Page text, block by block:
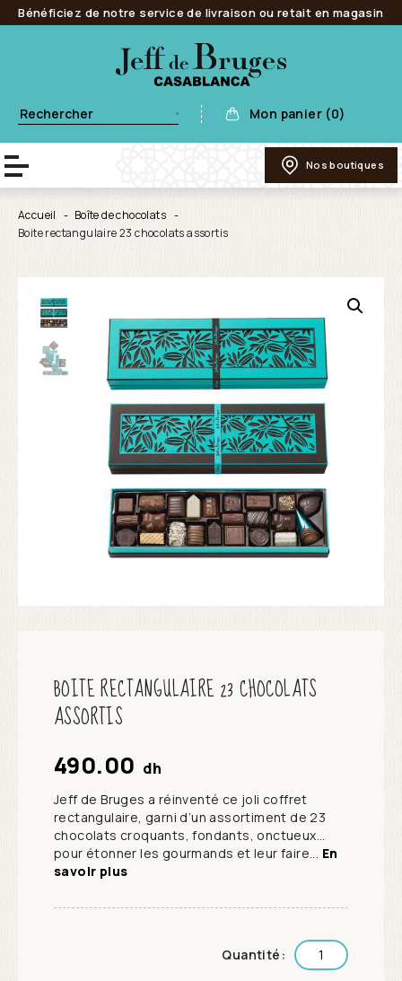
Bénéficiez de notre service de livraison ou retait en magasin
Mon panier (0)
Nos boutiques
Accueil
Boîte de chocolats
Boite rectangulaire 23 chocolats assortis
BOITE RECTANGULAIRE 23 CHOCOLATS
ASSORTIS
490.00 dh
Jeff de Bruges a réinventé ce joli coffret
rectangulaire, garni d’un assortiment de 23
chocolats croquants, fondants, onctueux…
pour étonner les gourmands et leur faire... En
savoir plus
Quantité: